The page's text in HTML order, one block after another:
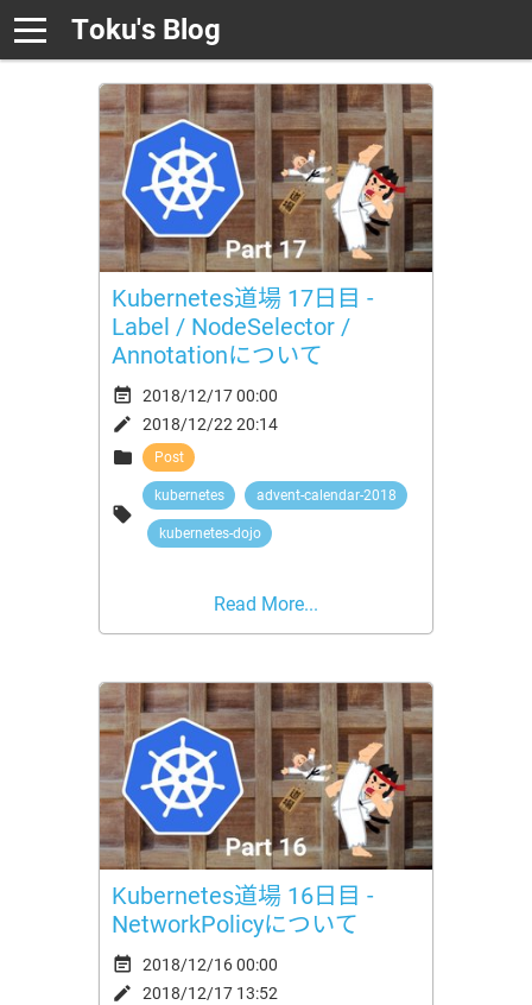
Toku's Blog
Kubernetes道場 17日目 -
Label / NodeSelector /
Annotationについて
 Post

kubernetes advent-calendar-2018
kubernetes-dojo
 2018/12/17 00:00
 2018/12/22 20:14
Read More...
Kubernetes道場 16日目 -
NetworkPolicyについて
 2018/12/16 00:00
 2018/12/17 13:52